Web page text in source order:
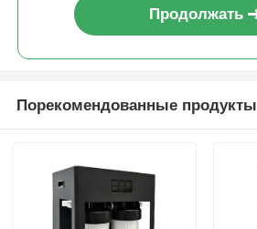
Продолжать
Порекомендованные продукты